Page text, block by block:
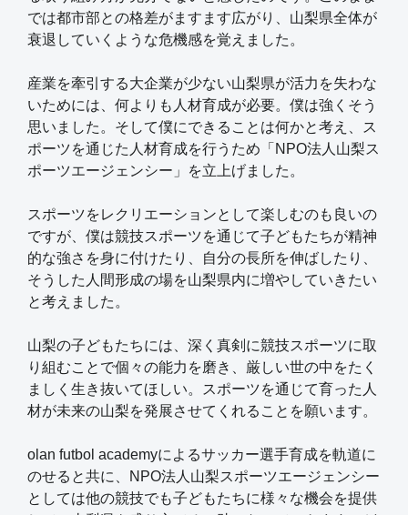
では都市部との格差がますます広がり、山梨県全体が
衰退していくような危機感を覚えました。
産業を牽引する大企業が少ない山梨県が活力を失わな
いためには、何よりも人材育成が必要。僕は強くそう
思いました。そして僕にできることは何かと考え、ス
ポーツを通じた人材育成を行うため「NPO法人山梨ス
ポーツエージェンシー」を立上げました。
スポーツをレクリエーションとして楽しむのも良いの
ですが、僕は競技スポーツを通じて子どもたちが精神
的な強さを身に付けたり、自分の長所を伸ばしたり、
そうした人間形成の場を山梨県内に増やしていきたい
と考えました。
山梨の子どもたちには、深く真剣に競技スポーツに取
り組むことで個々の能力を磨き、厳しい世の中をたく
ましく生き抜いてほしい。スポーツを通じて育った人
材が未来の山梨を発展させてくれることを願います。
olan futbol academyによるサッカー選手育成を軌道に
のせると共に、NPO法人山梨スポーツエージェンシー
としては他の競技でも子どもたちに様々な機会を提供